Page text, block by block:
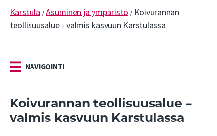
Karstula /Asuminen ja ympäristö / Koivurannan
teollisuusalue - valmis kasvuun Karstulassa
NAVIGOINTI
Koivurannan teollisuusalue –
valmis kasvuun Karstulassa